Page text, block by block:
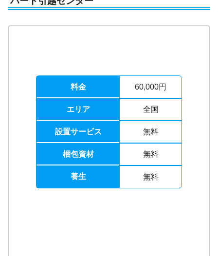
料金 60,000円
エリア 全国
設置サービス 無料
梱包資材 無料
養生 無料